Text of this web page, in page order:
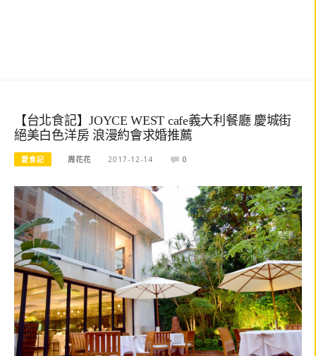
【台北食記】JOYCE WEST cafe義大利餐廳 慶城街
絕美白色洋房 浪漫約會求婚推薦
愛食記 周花花 2017-12-14 0